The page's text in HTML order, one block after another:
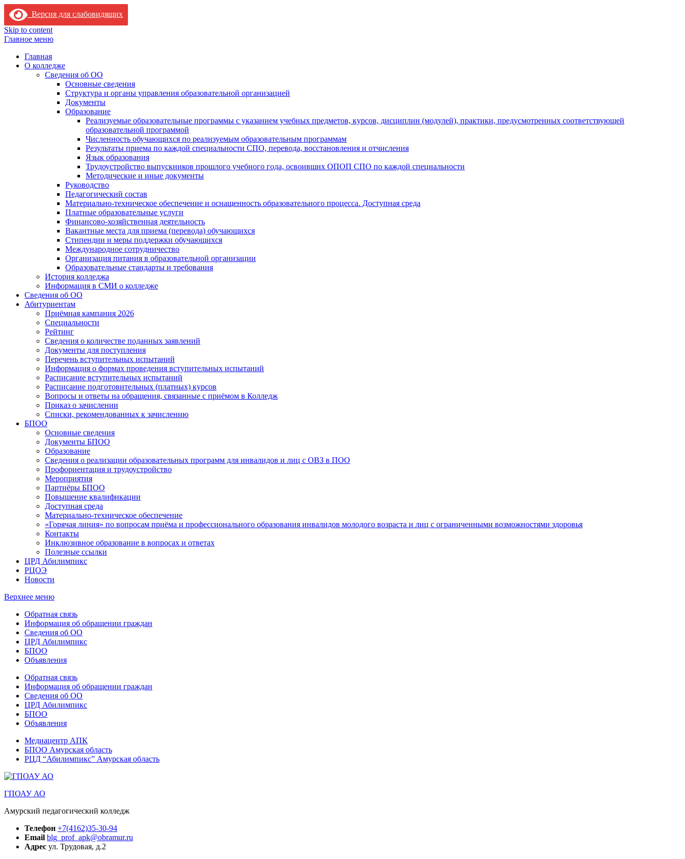
Версия для слабовидящих
Skip to content
Главное меню
Главная
О колледже
Сведения об ОО
Основные сведения
Структура и органы управления образовательной организацией
Документы
Образование
Реализуемые образовательные программы с указанием учебных предметов, курсов, дисциплин (модулей), практики, предусмотренных соответствующей
образовательной программой
Численность обучающихся по реализуемым образовательным программам
Результаты приема по каждой специальности СПО, перевода, восстановления и отчисления
Язык образования
Трудоустройство выпускников прошлого учебного года, освоивших ОПОП СПО по каждой специальности
Методические и иные документы
Руководство
Педагогический состав
Материально-техническое обеспечение и оснащенность образовательного процесса. Доступная среда
Платные образовательные услуги
Финансово-хозяйственная деятельность
Вакантные места для приема (перевода) обучающихся
Стипендии и меры поддержки обучающихся
Международное сотрудничество
Организация питания в образовательной организации
Образовательные стандарты и требования
История колледжа
Информация в СМИ о колледже
Сведения об ОО
Абитуриентам
Приёмная кампания 2026
Специальности
Рейтинг
Сведения о количестве поданных заявлений
Документы для поступления
Перечень вступительных испытаний
Информация о формах проведения вступительных испытаний
Расписание вступительных испытаний
Расписание подготовительных (платных) курсов
Вопросы и ответы на обращения, связанные с приёмом в Колледж
Приказ о зачислении
Списки, рекомендованных к зачислению
БПОО
Основные сведения
Документы БПОО
Образование
Сведения о реализации образовательных программ для инвалидов и лиц с ОВЗ в ПОО
Профориентация и трудоустройство
Мероприятия
Партнёры БПОО
Повышение квалификации
Доступная среда
Материально-техническое обеспечение
«Горячая линия» по вопросам приёма и профессионального образования инвалидов молодого возраста и лиц с ограниченными возможностями здоровья
Контакты
Инклюзивное образование в вопросах и ответах
Полезные ссылки
ЦРД Абилимпикс
РЦОЭ
Новости
Верхнее меню
Обратная связь
Информация об обращении граждан
Сведения об ОО
ЦРД Абилимпикс
БПОО
Объявления
Обратная связь
Информация об обращении граждан
Сведения об ОО
ЦРД Абилимпикс
БПОО
Объявления
Медиацентр АПК
БПОО Амурская область
РЦД “Абилимпикс” Амурская область
ГПОАУ АО
Амурский педагогический колледж
Телефон +7(4162)35-30-94
Email blg_prof_apk@obramur.ru
Адрес ул. Трудовая, д.2